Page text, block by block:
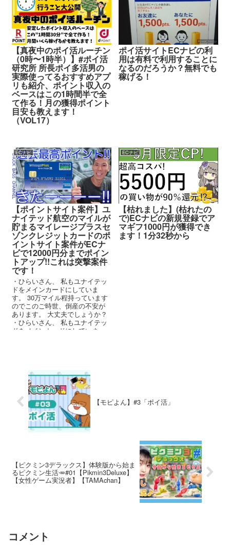
【真夜中のポイ活ルーチン
（0時〜1時半）】#ポイ活
研究所 所長ポイ多活男の
実際使ってるおすすめアプ
リも紹介、ポイント収入の
ベースはこの1時間半で全
て作る！月の獲得ポイント
目安も教えます！
（VOL17）
ポイ活サイトECナビの利
用は有料で利用することに
なるのだろうか？無料でも
稼げる！
ECナビ
【ポイントサイト案件】ユ
ナイテッド航空のマイルが
貯まるマイレージプラスセ
ゾンクレジットカードのポ
イントサイト案件がECナ
ビで12000円分までポイン
トアップ!!これは突撃案件
です！
・ひらいさん、 私もユナイテッ
ドをメインカードにしていま
す。 30万マイル程持っています
のでこのご時世、倒産の不安が
あります。 大丈夫でしょうか？
・ひらいさん、 私もユナイテッ
ドをメインカードにしていま
ECナビ
【枯れました】(枯れたの
で)ECナビの新規登録でア
マギフ1000円が獲得でき
ます！1分32秒から
【モピよん】#3「ポイ活」
【ピクミン3デラックス】体験版から始ま
るピクミン生活🥕#01【Pikmin3Deluxe】
【女性ゲーム実況者】【TAMAchan】
コメント